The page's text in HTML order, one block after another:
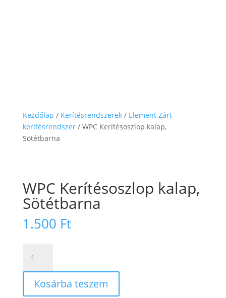
Kezdőlap / Kerítésrendszerek/ Element Zárt
kerítésrendszer/ WPC Kerítésoszlop kalap,
Sötétbarna
WPC Kerítésoszlop kalap,
Sötétbarna
1.500 Ft
Kerítésoszlop
kalap,
Sötétbarna
mennyiség
Kosárba teszem